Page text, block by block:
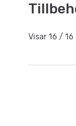
Visar 16 / 16